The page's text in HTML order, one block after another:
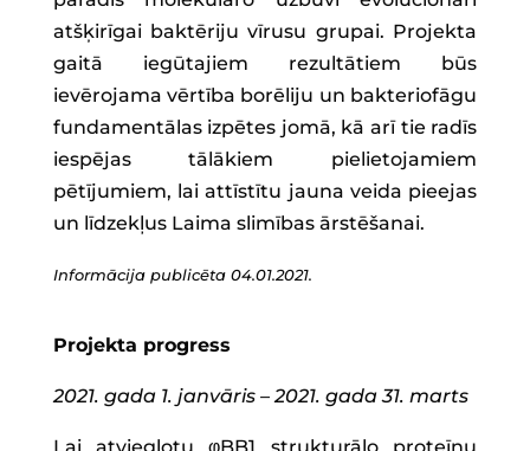
atšķirīgai baktēriju vīrusu grupai. Projekta
gaitā iegūtajiem rezultātiem būs
ievērojama vērtība borēliju un bakteriofāgu
fundamentālas izpētes jomā, kā arī tie radīs
iespējas tālākiem pielietojamiem
pētījumiem, lai attīstītu jauna veida pieejas
un līdzekļus Laima slimības ārstēšanai.
Informācija publicēta 04.01.2021.
Projekta progress
2021. gada 1. janvāris – 2021. gada 31. marts